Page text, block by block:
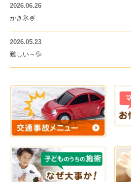
2026.06.26
かき氷🍧
2026.05.23
難しい～💦